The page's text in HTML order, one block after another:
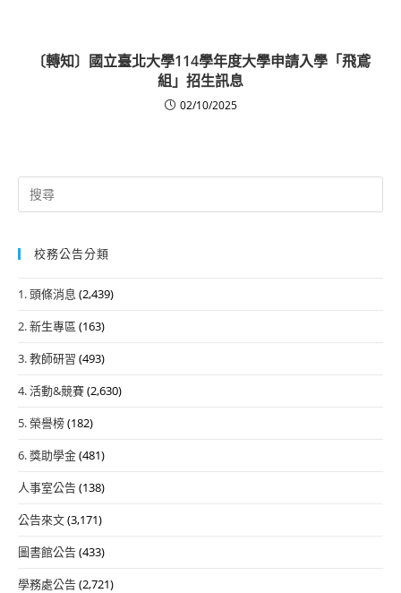
〔轉知〕國立臺北大學114學年度大學申請入學「飛鳶
組」招生訊息
02/10/2025
Search
for:
校務公告分類
1. 頭條消息 (2,439)
2. 新生專區 (163)
3. 教師研習 (493)
4. 活動&競賽(2,630)
5. 榮譽榜(182)
6. 獎助學金(481)
人事室公告(138)
公告來文(3,171)
圖書館公告(433)
學務處公告(2,721)